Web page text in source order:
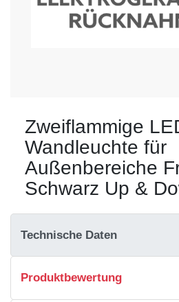
Zweiflammige
Wandleuchte für
Außenbereiche
Schwarz Up &
Technische Daten
Produktbewertung